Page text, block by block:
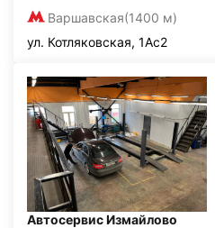
Варшавская(1400 м)
ул. Котляковская, 1Ас2
Автосервис Измайлово